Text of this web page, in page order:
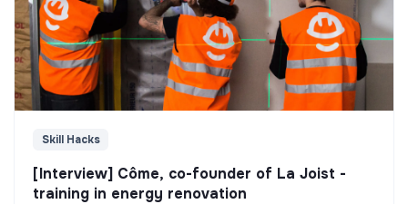
Skill Hacks
[Interview] Côme, co-founder of La Joist -
training in energy renovation